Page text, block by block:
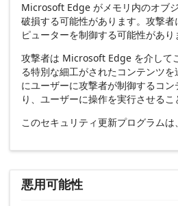
Microsoft Edge がメモリ内のオブ
破損する可能性があります。攻撃
ピューターを制御する可能性があ
攻撃者は Microsoft Edge を介して
る特別な細工がされたコンテンツ
にユーザーに攻撃者が制御するコ
り、ユーザーに操作を実行させる
このセキュリティ更新プログラム
悪用可能性